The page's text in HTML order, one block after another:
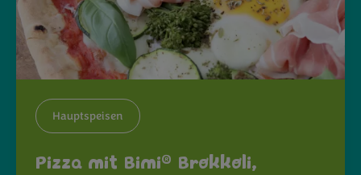
Hauptspeisen
Pizza mit Bimi® Brokkoli,